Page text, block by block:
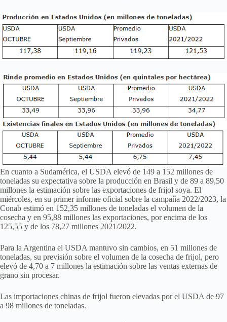
En cuanto a Sudamérica, el USDA elevó de 149 a 152 millones de
toneladas su expectativa sobre la producción en Brasil y de 89 a 89,50
millones la estimación sobre las exportaciones de frijol soya. El
miércoles, en su primer informe oficial sobre la campaña 2022/2023, la
Conab estimó en 152,35 millones de toneladas el volumen de la
cosecha y en 95,88 millones las exportaciones, por encima de los
125,55 y de los 78,27 millones 2021/2022.
Para la Argentina el USDA mantuvo sin cambios, en 51 millones de
toneladas, su previsión sobre el volumen de la cosecha de frijol, pero
elevó de 4,70 a 7 millones la estimación sobre las ventas externas de
grano sin procesar.
Las importaciones chinas de frijol fueron elevadas por el USDA de 97
a 98 millones de toneladas.